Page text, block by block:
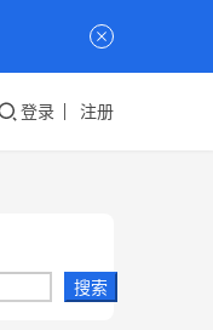
登录 注册
搜索